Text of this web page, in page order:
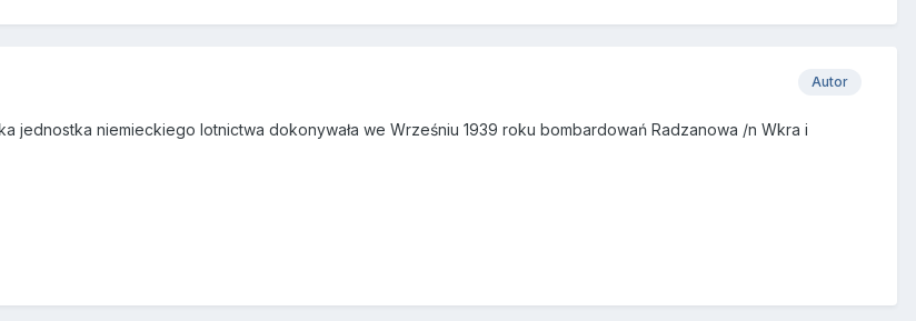
Autor
jednostka niemieckiego lotnictwa dokonywała we Wrześniu 1939 roku bombardowań Radzanowa /n Wkra i